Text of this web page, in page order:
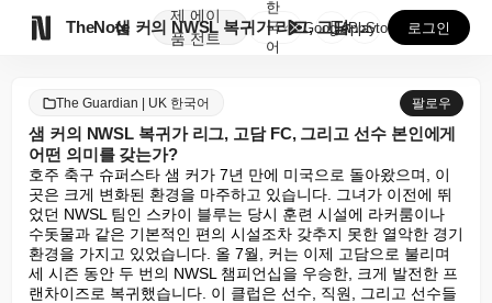
TheNote
제
품
에이
전트
샘 커의 NWSL 복귀가 리그, 고담 FC, 그리고 선...
한
국
어
GooglePlay
AppStore 로그인
The Guardian | UK 한국어 팔로우
샘 커의 NWSL 복귀가 리그, 고담 FC, 그리고 선수 본인에게
어떤 의미를 갖는가?
호주 축구 슈퍼스타 샘 커가 7년 만에 미국으로 돌아왔으며, 이
곳은 크게 변화된 환경을 마주하고 있습니다. 그녀가 이전에 뛰
었던 NWSL 팀인 스카이 블루는 당시 훈련 시설에 라커룸이나
수돗물과 같은 기본적인 편의 시설조차 갖추지 못한 열악한 경기
환경을 가지고 있었습니다. 올 7월, 커는 이제 고담으로 불리며
세 시즌 동안 두 번의 NWSL 챔피언십을 우승한, 크게 발전한 프
랜차이즈로 복귀했습니다. 이 클럽은 선수, 직원, 그리고 선수들